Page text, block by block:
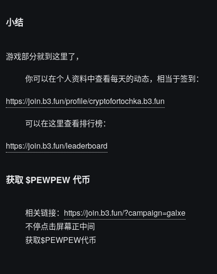
小结
游戏部分就到这里了，
你可以在个人资料中查看每天的动态，相当于签到：
https://join.b3.fun/profile/cryptofortochka.b3.fun
可以在这里查看排行榜：
https://join.b3.fun/leaderboard
获取 $PEWPEW 代币
相关链接： https://join.b3.fun/?campaign=galxe
不停点击屏幕正中间
获取$PEWPEW代币